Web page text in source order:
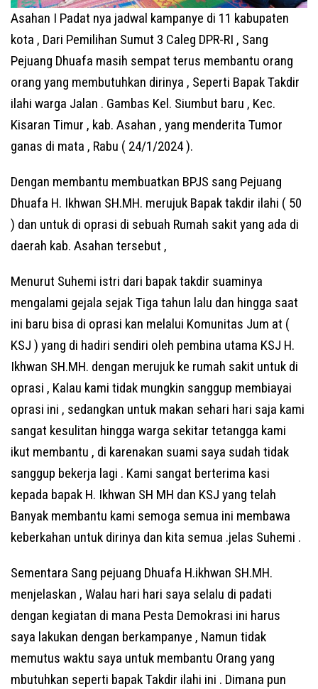
Asahan I Padat nya jadwal kampanye di 11 kabupaten
kota , Dari Pemilihan Sumut 3 Caleg DPR-RI , Sang
Pejuang Dhuafa masih sempat terus membantu orang
orang yang membutuhkan dirinya , Seperti Bapak Takdir
ilahi warga Jalan . Gambas Kel. Siumbut baru , Kec.
Kisaran Timur , kab. Asahan , yang menderita Tumor
ganas di mata , Rabu ( 24/1/2024 ).
Dengan membantu membuatkan BPJS sang Pejuang
Dhuafa H. Ikhwan SH.MH. merujuk Bapak takdir ilahi ( 50
) dan untuk di oprasi di sebuah Rumah sakit yang ada di
daerah kab. Asahan tersebut ,
Menurut Suhemi istri dari bapak takdir suaminya
mengalami gejala sejak Tiga tahun lalu dan hingga saat
ini baru bisa di oprasi kan melalui Komunitas Jum at (
KSJ ) yang di hadiri sendiri oleh pembina utama KSJ H.
Ikhwan SH.MH. dengan merujuk ke rumah sakit untuk di
oprasi , Kalau kami tidak mungkin sanggup membiayai
oprasi ini , sedangkan untuk makan sehari hari saja kami
sangat kesulitan hingga warga sekitar tetangga kami
ikut membantu , di karenakan suami saya sudah tidak
sanggup bekerja lagi . Kami sangat berterima kasi
kepada bapak H. Ikhwan SH MH dan KSJ yang telah
Banyak membantu kami semoga semua ini membawa
keberkahan untuk dirinya dan kita semua .jelas Suhemi .
Sementara Sang pejuang Dhuafa H.ikhwan SH.MH.
menjelaskan , Walau hari hari saya selalu di padati
dengan kegiatan di mana Pesta Demokrasi ini harus
saya lakukan dengan berkampanye , Namun tidak
memutus waktu saya untuk membantu Orang yang
mbutuhkan seperti bapak Takdir ilahi ini . Dimana pun